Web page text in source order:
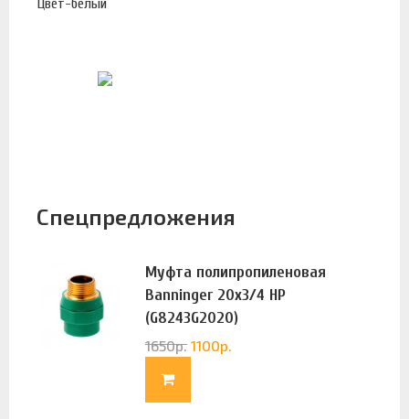
Цвет-белый
Спецпредложения
Муфта полипропиленовая
Banninger 20х3/4 НР
(G8243G2020)
1650р. 1100р.